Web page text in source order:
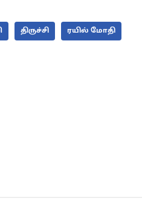
திருச்சி ரயில் மோதி